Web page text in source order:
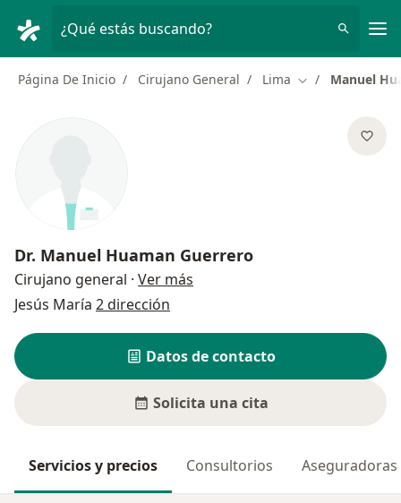
¿Qué estás buscando?
Página De Inicio Cirujano General Lima Cambiar de
Manuel
Dr. Manuel Huaman Guerrero
Cirujano general · Ver más
Jesús María 2 dirección
Datos de contacto
Solicita una cita
Servicios y precios Consultorios Aseguradoras